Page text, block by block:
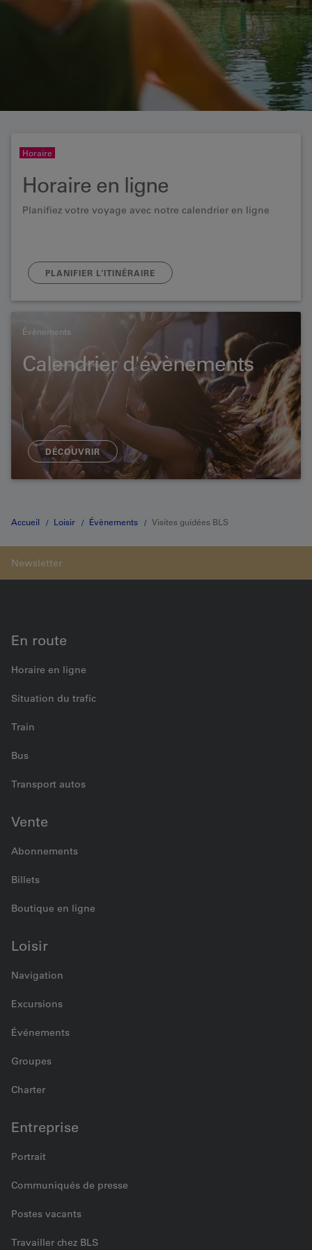
Horaire
Horaire en ligne
Planifiez votre voyage avec notre calendrier en ligne
PLANIFIER L’ITINÉRAIRE
Évènements
Calendrier d'évènements
DÉCOUVRIR
Accueil Loisir Évènements Visites guidées BLS
En route
Horaire en ligne
Situation du trafic
Train
Bus
Transport autos
Vente
Abonnements
Billets
Boutique en ligne
Loisir
Navigation
Excursions
Événements
Groupes
Charter
Entreprise
Portrait
Communiqués de presse
Postes vacants
Travailler chez BLS